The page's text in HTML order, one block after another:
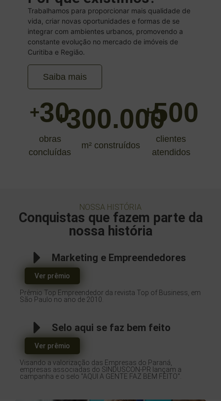
Trabalhamos para proporcionar mais qualidade de
vida, criar novas oportunidades e formas de se
integrar com ambientes urbanos, promovendo a
constante evolução no mercado de imóveis de
Curitiba e Região.
Saiba mais
+30
obras
concluídas
+300.000
m² construídos
+500
clientes
atendidos
NOSSA HISTÓRIA
Conquistas que fazem parte da
nossa história
Marketing e Empreendedores
Ver prêmio
Prêmio Top Empreendedor da revista Top of Business, em
São Paulo no ano de 2010.
Selo aqui se faz bem feito
Ver prêmio
Visando a valorização das Empresas do Paraná,
empresas associadas do SINDUSCON-PR lançam a
campanha e o selo "AQUI A GENTE FAZ BEM FEITO".